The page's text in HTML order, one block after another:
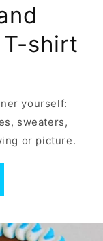
T-shirt
yourself:
sweaters,
or picture.